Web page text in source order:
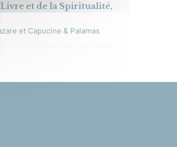
et de la Spiritualité,
et Capucine & Palamas